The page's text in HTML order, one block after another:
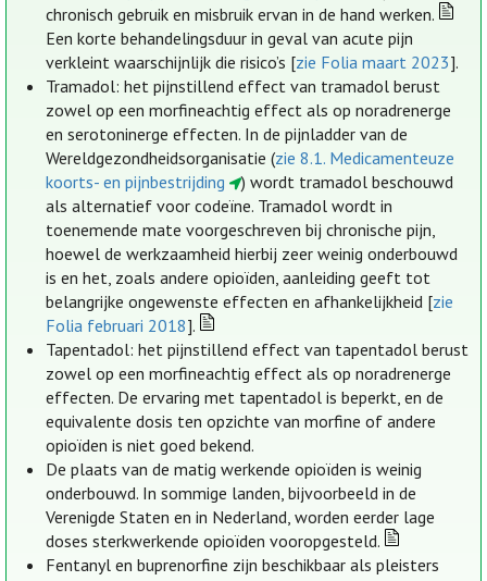
chronisch gebruik en misbruik ervan in de hand werken.
Een korte behandelingsduur in geval van acute pijn
verkleint waarschijnlijk die risico’s [zie Folia maart 2023].
Tramadol: het pijnstillend effect van tramadol berust
zowel op een morfineachtig effect als op noradrenerge
en serotoninerge effecten. In de pijnladder van de
Wereldgezondheidsorganisatie (zie 8.1. Medicamenteuze
koorts- en pijnbestrijding
) wordt tramadol beschouwd
als alternatief voor codeïne. Tramadol wordt in
toenemende mate voorgeschreven bij chronische pijn,
hoewel de werkzaamheid hierbij zeer weinig onderbouwd
is en het, zoals andere opioïden, aanleiding geeft tot
belangrijke ongewenste effecten en afhankelijkheid [zie
Folia februari 2018].
Tapentadol: het pijnstillend effect van tapentadol berust
zowel op een morfineachtig effect als op noradrenerge
effecten. De ervaring met tapentadol is beperkt, en de
equivalente dosis ten opzichte van morfine of andere
opioïden is niet goed bekend.
De plaats van de matig werkende opioïden is weinig
onderbouwd. In sommige landen, bijvoorbeeld in de
Verenigde Staten en in Nederland, worden eerder lage
doses sterkwerkende opioïden vooropgesteld.
Fentanyl en buprenorfine zijn beschikbaar als pleisters